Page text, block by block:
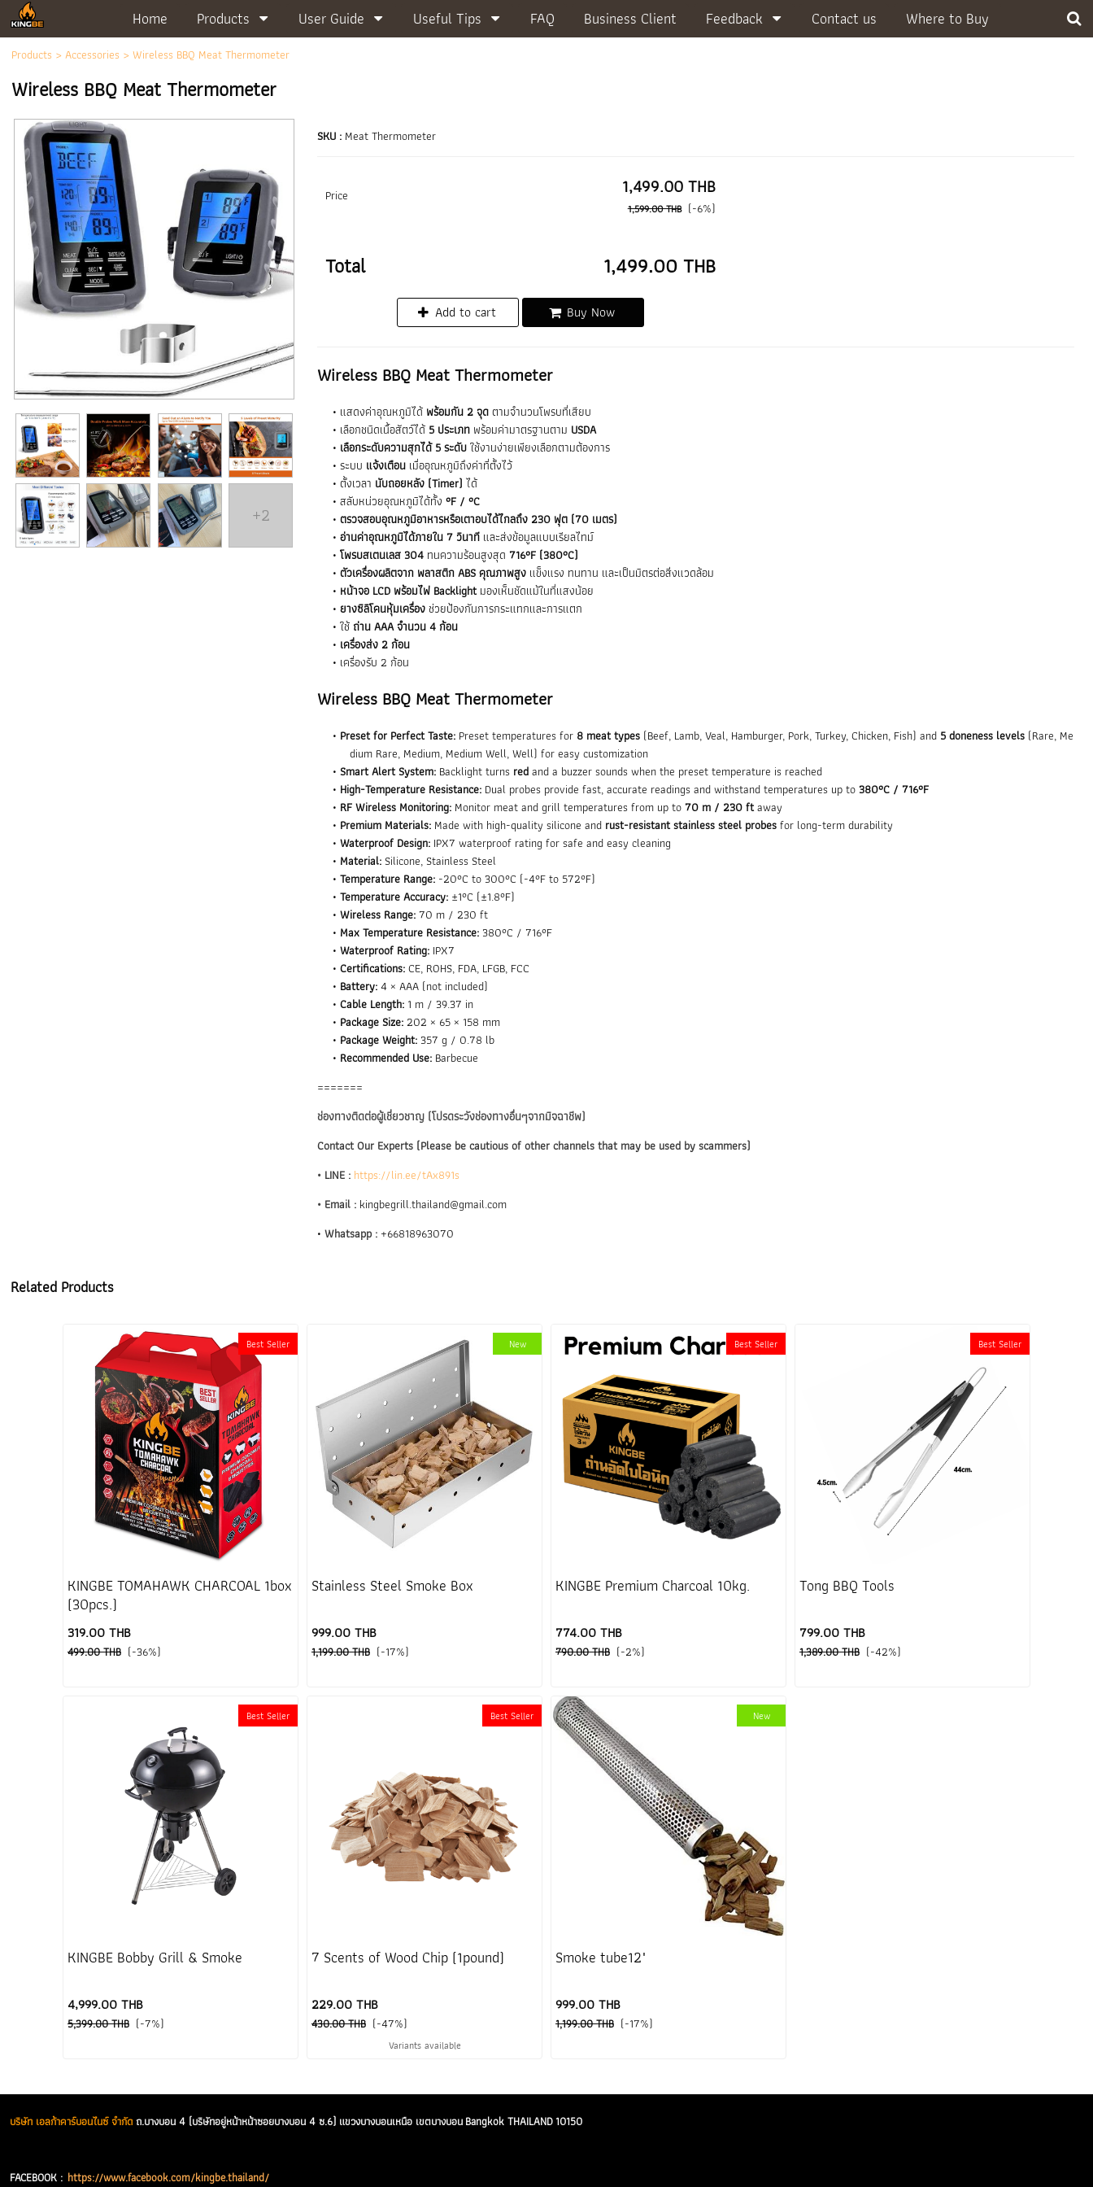
Home Products User Guide Useful Tips FAQ Business Client Feedback Contact us Where to Buy
Products >Accessories > Wireless BBQ Meat Thermometer
Wireless BBQ Meat Thermometer
+2
SKU : Meat Thermometer
Price 1,499.00 THB
1,599.00 THB (-6%)
Total 1,499.00 THB
Add to cart Buy Now
Wireless BBQ Meat Thermometer
แสดงค่าอุณหภูมิได้ พร้อมกัน 2 จุดตามจำนวนโพรบที่เสียบ
เลือกชนิดเนื้อสัตว์ได้ 5 ประเภทพร้อมค่ามาตรฐานตาม USDA
เลือกระดับความสุกได้ 5 ระดับใช้งานง่ายเพียงเลือกตามต้องการ
ระบบ แจ้งเตือนเมื่ออุณหภูมิถึงค่าที่ตั้งไว้
ตั้งเวลา นับถอยหลัง (Timer) ได้
สลับหน่วยอุณหภูมิได้ทั้ง °F / °C
ตรวจสอบอุณหภูมิอาหารหรือเตาอบได้ไกลถึง 230 ฟุต (70 เมตร)
อ่านค่าอุณหภูมิได้ภายใน 7 วินาทีและส่งข้อมูลแบบเรียลไทม์
โพรบสเตนเลส 304ทนความร้อนสูงสุด 716°F (380°C)
ตัวเครื่องผลิตจาก พลาสติก ABS คุณภาพสูงแข็งแรง ทนทาน และเป็นมิตรต่อสิ่งแวดล้อม
หน้าจอ LCD พร้อมไฟ Backlightมองเห็นชัดแม้ในที่แสงน้อย
ยางซิลิโคนหุ้มเครื่องช่วยป้องกันการกระแทกและการแตก
ใช้ ถ่าน AAA จำนวน 4 ก้อน
เครื่องส่ง 2 ก้อน
เครื่องรับ 2 ก้อน
Wireless BBQ Meat Thermometer
Preset for Perfect Taste:Preset temperatures for 8 meat types(Beef, Lamb, Veal, Hamburger, Pork, Turkey, Chicken, Fish) and 5 doneness levels(Rare, Me
dium Rare, Medium, Medium Well, Well) for easy customization
Smart Alert System:Backlight turns redand a buzzer sounds when the preset temperature is reached
High-Temperature Resistance:Dual probes provide fast, accurate readings and withstand temperatures up to 380°C / 716°F
RF Wireless Monitoring:Monitor meat and grill temperatures from up to 70 m / 230 ftaway
Premium Materials:Made with high-quality silicone and rust-resistant stainless steel probesfor long-term durability
Waterproof Design:IPX7 waterproof rating for safe and easy cleaning
Material:Silicone, Stainless Steel
Temperature Range:-20°C to 300°C (-4°F to 572°F)
Temperature Accuracy:±1°C (±1.8°F)
Wireless Range:70 m / 230 ft
Max Temperature Resistance:380°C / 716°F
Waterproof Rating:IPX7
Certifications:CE, ROHS, FDA, LFGB, FCC
Battery:4 × AAA (not included)
Cable Length:1 m / 39.37 in
Package Size:202 × 65 × 158 mm
Package Weight:357 g / 0.78 lb
Recommended Use:Barbecue
=======
ช่องทางติดต่อผู้เชี่ยวชาญ (โปรดระวังช่องทางอื่นๆจากมิจฉาชีพ)
Contact Our Experts (Please be cautious of other channels that may be used by scammers)
• LINE : https://lin.ee/tAx891s
• Email :kingbegrill.thailand@gmail.com
• Whatsapp : +66818963070
Related Products
Best Seller
KINGBE TOMAHAWK CHARCOAL 1box
(30pcs.)
319.00 THB
499.00 THB (-36%)
New
Stainless Steel Smoke Box
999.00 THB
1,199.00 THB (-17%)
Best Seller
KINGBE Premium Charcoal 10kg.
774.00 THB
790.00 THB (-2%)
Best Seller
Tong BBQ Tools
799.00 THB
1,389.00 THB (-42%)
Best Seller
KINGBE Bobby Grill & Smoke
4,999.00 THB
5,399.00 THB (-7%)
Best Seller
7 Scents of Wood Chip (1pound)
229.00 THB
430.00 THB (-47%)
Variants available
New
Smoke tube12"
999.00 THB
1,199.00 THB (-17%)
บริษัท เอลก้าคาร์บอนไนซ์ จำกัด ถ.บางบอน 4 (บริษัทอยู่หน้าหน้าซอยบางบอน 4 ซ.6) แขวงบางบอนเหนือ เขตบางบอน Bangkok THAILAND 10150
FACEBOOK : https://www.facebook.com/kingbe.thailand/